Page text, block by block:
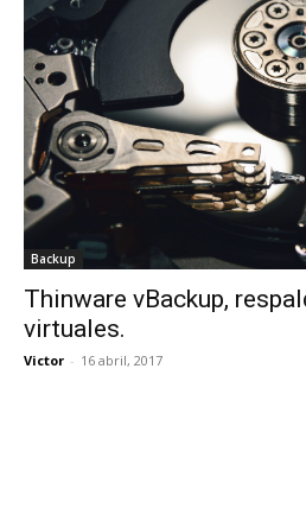
Backup
Thinware vBackup,
virtuales.
Victor - 16 abril, 2017